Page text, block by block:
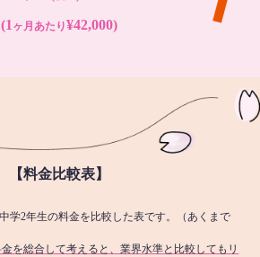
(1 ヶ月あたり¥42,000)
【料金比較表】
学2年生の料金を比較した表です。（あくまで
を総合して考えると、業界水準と比較してもリ